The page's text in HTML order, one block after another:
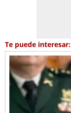
Te puede interesar: